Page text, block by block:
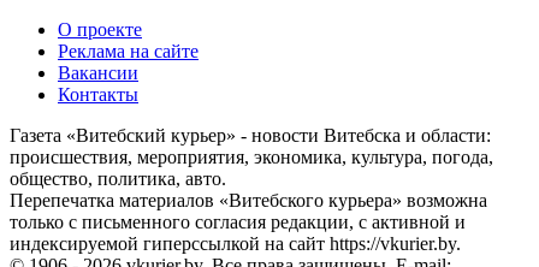
О проекте
Реклама на сайте
Вакансии
Контакты
Газета «Витебский курьер» - новости Витебска и области:
происшествия, мероприятия, экономика, культура, погода,
общество, политика, авто.
Перепечатка материалов «Витебского курьера» возможна
только с письменного согласия редакции, с активной и
индексируемой гиперссылкой на сайт https://vkurier.by.